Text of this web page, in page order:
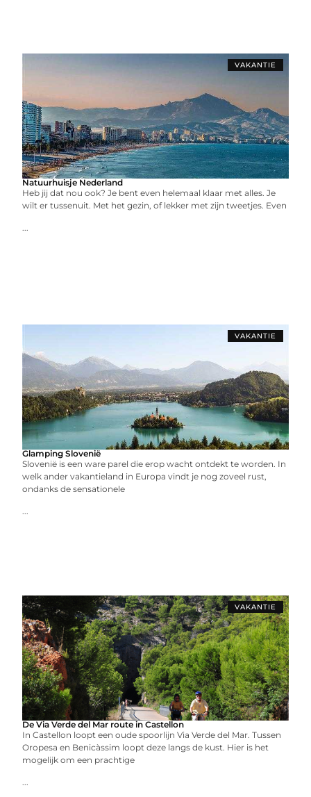
VAKANTIE
Natuurhuisje Nederland
Heb jij dat nou ook? Je bent even helemaal klaar met alles. Je
wilt er tussenuit. Met het gezin, of lekker met zijn tweetjes. Even
...
VAKANTIE
Glamping Slovenië
Slovenië is een ware parel die erop wacht ontdekt te worden. In
welk ander vakantieland in Europa vindt je nog zoveel rust,
ondanks de sensationele
...
VAKANTIE
De Via Verde del Mar route in Castellon
In Castellon loopt een oude spoorlijn Via Verde del Mar. Tussen
Oropesa en Benicàssim loopt deze langs de kust. Hier is het
mogelijk om een prachtige
...